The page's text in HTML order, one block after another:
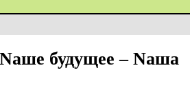
будущее – Nаша